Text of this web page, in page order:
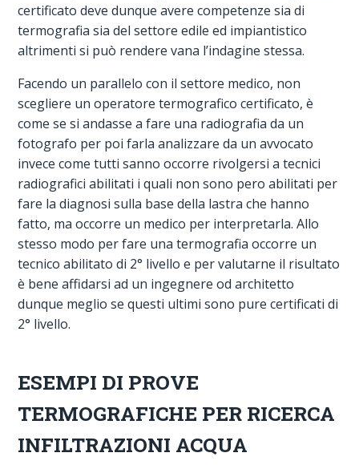
certificato deve dunque avere competenze sia di
termografia sia del settore edile ed impiantistico
altrimenti si può rendere vana l’indagine stessa.
Facendo un parallelo con il settore medico, non
scegliere un operatore termografico certificato, è
come se si andasse a fare una radiografia da un
fotografo per poi farla analizzare da un avvocato
invece come tutti sanno occorre rivolgersi a tecnici
radiografici abilitati i quali non sono pero abilitati per
fare la diagnosi sulla base della lastra che hanno
fatto, ma occorre un medico per interpretarla. Allo
stesso modo per fare una termografia occorre un
tecnico abilitato di 2° livello e per valutarne il risultato
è bene affidarsi ad un ingegnere od architetto
dunque meglio se questi ultimi sono pure certificati di
2° livello.
ESEMPI DI PROVE
TERMOGRAFICHE PER RICERCA
INFILTRAZIONI ACQUA